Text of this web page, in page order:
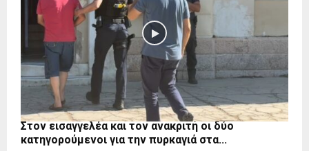
Στον εισαγγελέα και τον ανακριτή οι δύο
κατηγορούμενοι για την πυρκαγιά στα...